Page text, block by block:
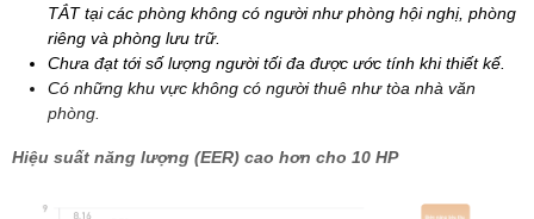
TẮT tại các phòng không có người như phòng hội nghị, phòng
riêng và phòng lưu trữ.
Chưa đạt tới số lượng người tối đa được ước tính khi thiết kế.
Có những khu vực không có người thuê như tòa nhà văn
phòng.
Hiệu suất năng lượng (EER) cao hơn cho 10 HP